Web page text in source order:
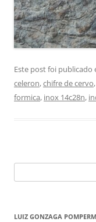
Este post foi publicado
celeron,chifre de cervo,
formica, inox 14c28n,
por:
LUIZ GONZAGA